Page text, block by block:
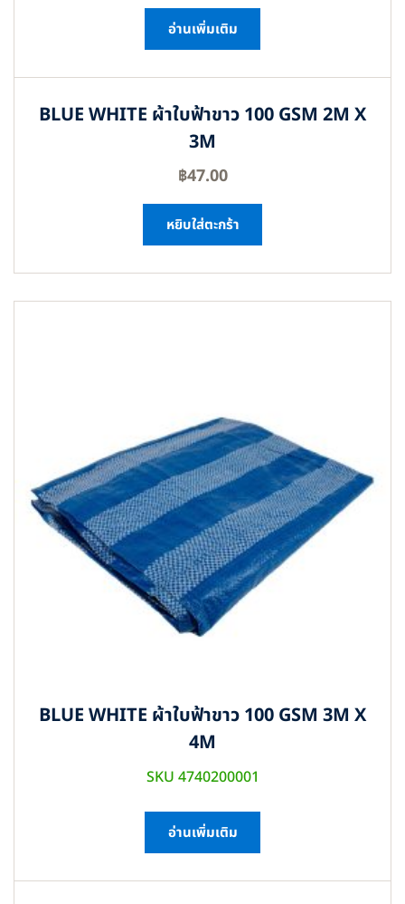
อ่านเพิ่มเติม
BLUE WHITE ผ้าใบฟ้าขาว 100 GSM 2M X
3M
฿47.00
หยิบใส่ตะกร้า
BLUE WHITE ผ้าใบฟ้าขาว 100 GSM 3M X
4M
SKU 4740200001
อ่านเพิ่มเติม